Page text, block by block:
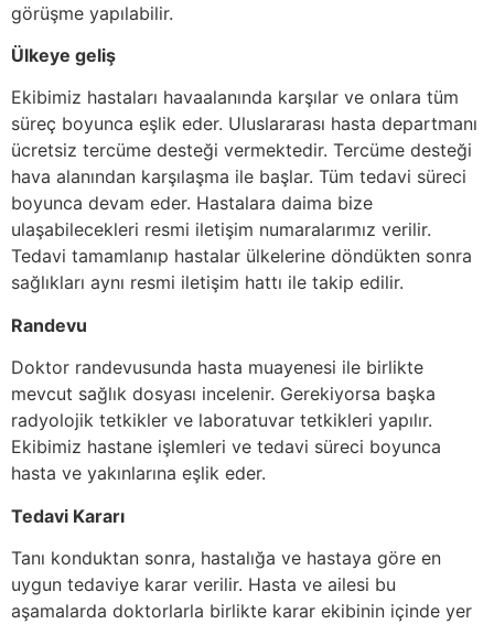
görüşme yapılabilir.
Ülkeye geliş
Ekibimiz hastaları havaalanında karşılar ve onlara tüm
süreç boyunca eşlik eder. Uluslararası hasta departmanı
ücretsiz tercüme desteği vermektedir. Tercüme desteği
hava alanından karşılaşma ile başlar. Tüm tedavi süreci
boyunca devam eder. Hastalara daima bize
ulaşabilecekleri resmi iletişim numaralarımız verilir.
Tedavi tamamlanıp hastalar ülkelerine döndükten sonra
sağlıkları aynı resmi iletişim hattı ile takip edilir.
Randevu
Doktor randevusunda hasta muayenesi ile birlikte
mevcut sağlık dosyası incelenir. Gerekiyorsa başka
radyolojik tetkikler ve laboratuvar tetkikleri yapılır.
Ekibimiz hastane işlemleri ve tedavi süreci boyunca
hasta ve yakınlarına eşlik eder.
Tedavi Kararı
Tanı konduktan sonra, hastalığa ve hastaya göre en
uygun tedaviye karar verilir. Hasta ve ailesi bu
aşamalarda doktorlarla birlikte karar ekibinin içinde yer